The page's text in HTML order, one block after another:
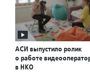
АСИ выпустило ролик
о работе
в НКО